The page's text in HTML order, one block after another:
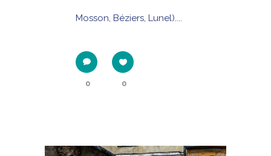
Mosson, Béziers, Lunel)....
0 0